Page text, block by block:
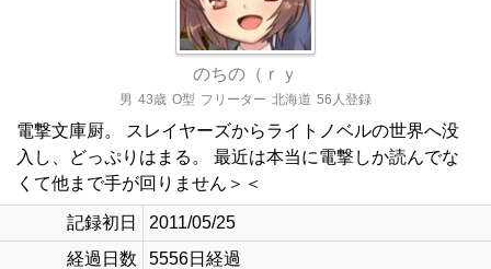
のちの（ｒｙ
男 43歳 O型 フリーター 北海道 56人登録
電撃文庫厨。 スレイヤーズからライトノベルの世界へ没
入し、どっぷりはまる。 最近は本当に電撃しか読んでな
くて他まで手が回りません＞＜
記録初日
2011/05/25
経過日数
5556日経過